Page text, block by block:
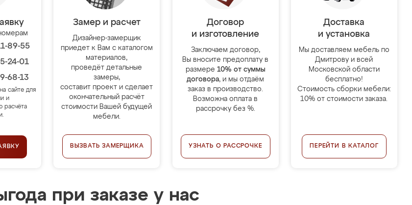
89-55
24-01
68-13
сайте для
и
расчёта
Замер и расчет
Дизайнер-замерщик
приедет к Вам с каталогом
материалов,
проведёт детальные
замеры,
составит проект и сделает
окончательный расчёт
стоимости Вашей будущей
мебели.
ВЫЗВАТЬ ЗАМЕРЩИКА
Договор
и изготовление
Заключаем договор,
Вы вносите предоплату в
размере 10% от суммы
договора, и мы отдаём
заказ в производство.
Возможна оплата в
рассрочку без %.
УЗНАТЬ О РАССРОЧКЕ
Доставка
и установка
Мы доставляем мебель по
Дмитрову и всей
Московской области
бесплатно!
Стоимость сборки мебели:
10% от стоимости заказа.
ПЕРЕЙТИ В КАТАЛОГ
при заказе у нас